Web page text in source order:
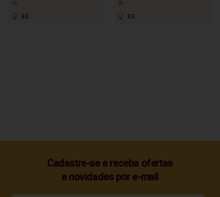
ES ES
Cadastre-se e receba ofertas
e novidades por e-mail